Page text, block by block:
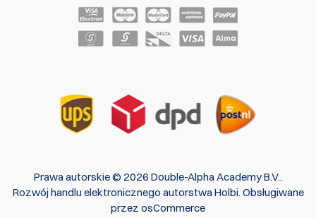
Prawa autorskie © 2026 Double-Alpha Academy B.V..
Rozwój handlu elektronicznego autorstwaHolbi. Obsługiwane
przez osCommerce